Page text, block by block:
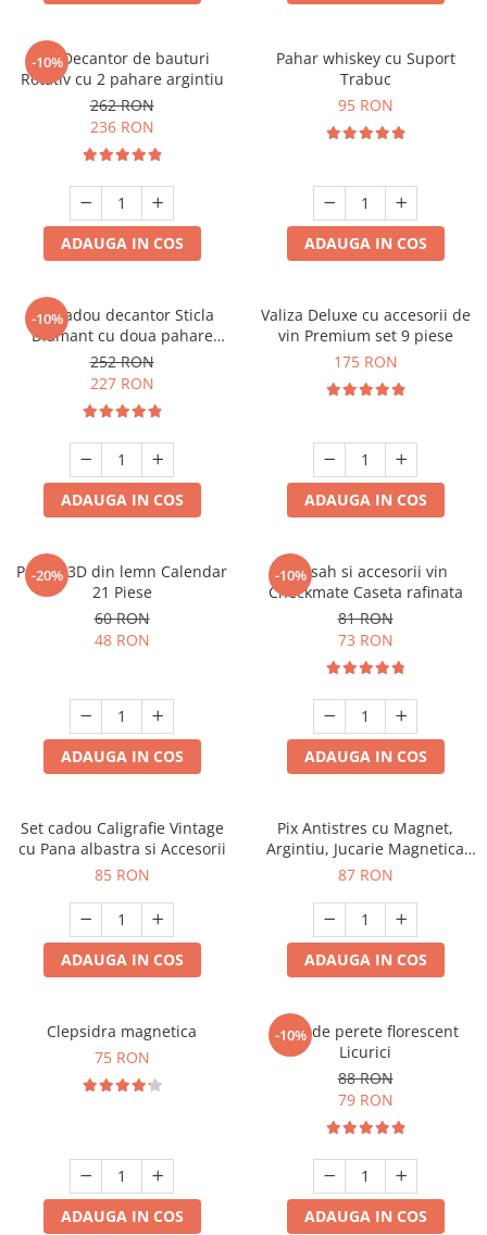
-10%
Set Decantor de bauturi
Rotativ cu 2 pahare argintiu
262 RON
236 RON
ADAUGA IN COS
Pahar whiskey cu Suport
Trabuc
95 RON
ADAUGA IN COS
-10%
Set cadou decantor Sticla
Diamant cu doua pahare
Deluxe
252 RON
227 RON
ADAUGA IN COS
Valiza Deluxe cu accesorii de
vin Premium set 9 piese
175 RON
ADAUGA IN COS
-20%
Puzzle 3D din lemn Calendar
21 Piese
60 RON
48 RON
ADAUGA IN COS
-10%
Set sah si accesorii vin
Checkmate Caseta rafinata
81 RON
73 RON
ADAUGA IN COS
Set cadou Caligrafie Vintage
cu Pana albastra si Accesorii
85 RON
ADAUGA IN COS
Pix Antistres cu Magnet,
Argintiu, Jucarie Magnetica
pentru Birou
87 RON
ADAUGA IN COS
Clepsidra magnetica
75 RON
ADAUGA IN COS
-10%
Ceas de perete florescent
Licurici
88 RON
79 RON
ADAUGA IN COS